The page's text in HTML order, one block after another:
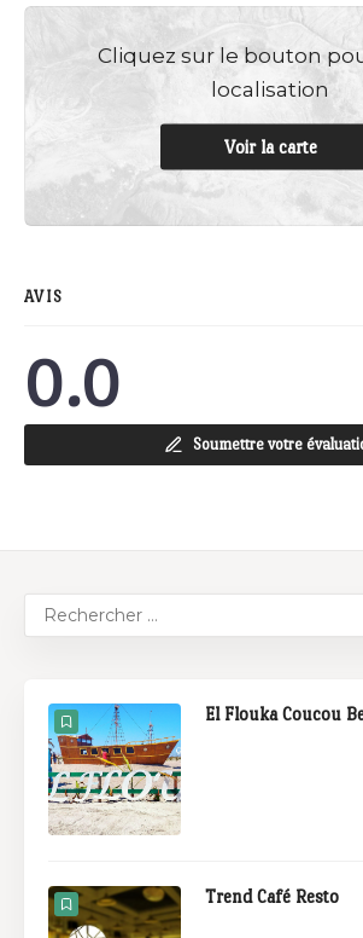
Cliquez sur le bouton
localisation
Voir la carte
AVIS
0.0
Soumettre votre
El Flouka Coucou
Trend Café Resto